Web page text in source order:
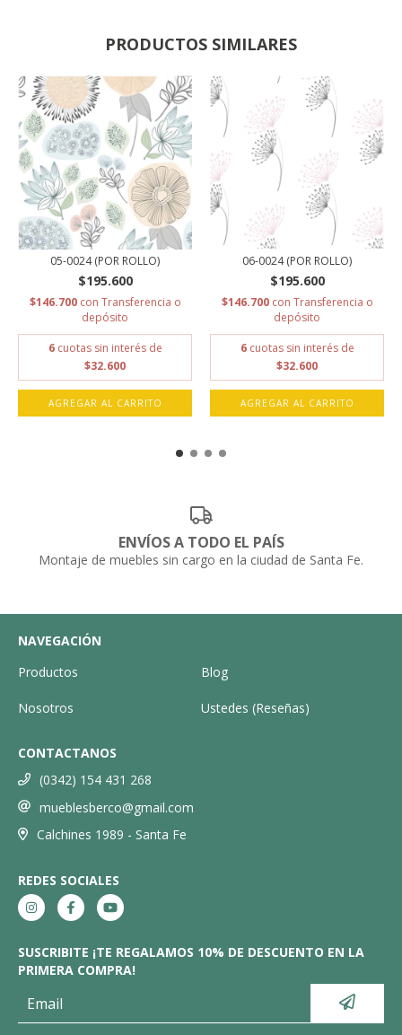
PRODUCTOS SIMILARES
05-0024 (POR ROLLO)
$195.600
$146.700 con Transferencia o
depósito
6 cuotas sin interés de
$32.600
AGREGAR AL CARRITO
06-0024 (POR ROLLO)
$195.600
$146.700 con Transferencia o
depósito
6 cuotas sin interés de
$32.600
AGREGAR AL CARRITO
ENVÍOS A TODO EL PAÍS
Montaje de muebles sin cargo en la ciudad de Santa Fe.
NAVEGACIÓN
Productos
Blog
Nosotros Ustedes (Reseñas)
CONTACTANOS
(0342) 154 431 268
mueblesberco@gmail.com
Calchines 1989 - Santa Fe
REDES SOCIALES
SUSCRIBITE ¡TE REGALAMOS 10% DE DESCUENTO EN LA
PRIMERA COMPRA!